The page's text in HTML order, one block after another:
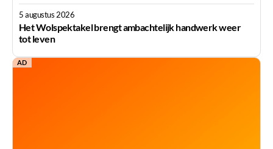
5 augustus 2026
Het Wolspektakel brengt ambachtelijk handwerk weer
tot leven
AD